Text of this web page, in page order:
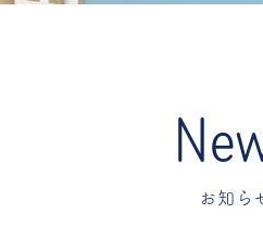
お知ら